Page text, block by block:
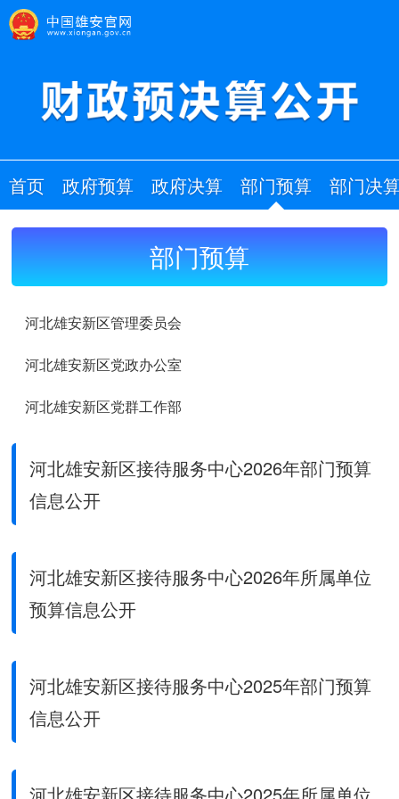
首页 政府预算 政府决算 部门预算 部门决
部门预算
河北雄安新区管理委员会
河北雄安新区党政办公室
河北雄安新区党群工作部
河北雄安新区社会工作部
河北雄安新区政协工作联络办公室
河北雄安新区改革发展局
河北雄安新区综合执法局
河北雄安新区生态环境局
河北雄安新区接待服务中心2026年部门预算
信息公开
河北雄安新区接待服务中心2026年所属单位
预算信息公开
河北雄安新区接待服务中心2025年部门预算
信息公开